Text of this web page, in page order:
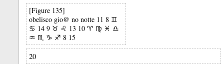
[Figure 135]
obelisco gio@ no notte 11 8 ♊
♋ 14 9 ♉ ♌ 13 10 ♈ ♍ ♓ ♎
♒ ♏ ♑ ♐ 8 15
20